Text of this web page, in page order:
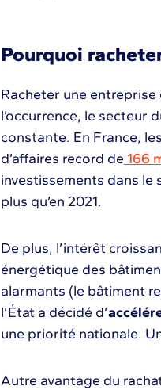
Pourquoi
Racheter une
l’occurrence, le secteur
constante. En France,
d’affaires record de 166
investissements dans
plus qu’en 2021.
De plus, l’intérêt
énergétique des
alarmants (le bâtiment
l’État a décidé d’
une priorité nationale.
Autre avantage du